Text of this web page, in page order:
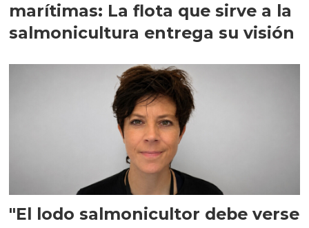
marítimas: La flota que sirve a la
salmonicultura entrega su visión
"El lodo salmonicultor debe verse